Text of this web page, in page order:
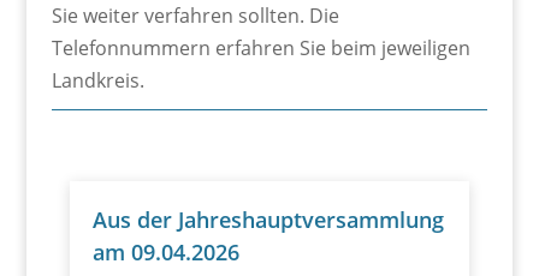
Sie weiter verfahren sollten. Die
Telefonnummern erfahren Sie beim jeweiligen
Landkreis.
Aus der Jahreshauptversammlung
am 09.04.2026